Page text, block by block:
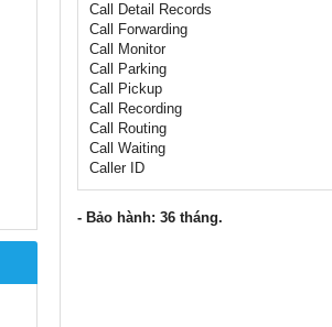
Call Detail Records
Call Forwarding
Call Monitor
Call Parking
Call Pickup
Call Recording
Call Routing
Call Waiting
Caller ID
- Bảo hành: 36 tháng.